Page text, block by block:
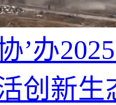
’办
创新生